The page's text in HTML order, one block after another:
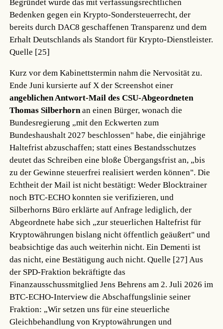
Begründet wurde das mit verfassungsrechtlichen
Bedenken gegen ein Krypto-Sondersteuerrecht, der
bereits durch DAC8 geschaffenen Transparenz und dem
Erhalt Deutschlands als Standort für Krypto-Dienstleister.
Quelle [25]
Kurz vor dem Kabinettstermin nahm die Nervosität zu.
Ende Juni kursierte auf X der Screenshot einer
angeblichen Antwort-Mail des CSU-Abgeordneten
Thomas Silberhornan einen Bürger, wonach die
Bundesregierung „mit den Eckwerten zum
Bundeshaushalt 2027 beschlossen" habe, die einjährige
Haltefrist abzuschaffen; statt eines Bestandsschutzes
deutet das Schreiben eine bloße Übergangsfrist an, „bis
zu der Gewinne steuerfrei realisiert werden können". Die
Echtheit der Mail ist nicht bestätigt: Weder Blocktrainer
noch BTC-ECHO konnten sie verifizieren, und
Silberhorns Büro erklärte auf Anfrage lediglich, der
Abgeordnete habe sich „zur steuerlichen Haltefrist für
Kryptowährungen bislang nicht öffentlich geäußert" und
beabsichtige das auch weiterhin nicht. Ein Dementi ist
das nicht, eine Bestätigung auch nicht.Quelle [27] Aus
der SPD-Fraktion bekräftigte das
Finanzausschussmitglied Jens Behrens am 2. Juli 2026 im
BTC-ECHO-Interview die Abschaffungslinie seiner
Fraktion: „Wir setzen uns für eine steuerliche
Gleichbehandlung von Kryptowährungen und